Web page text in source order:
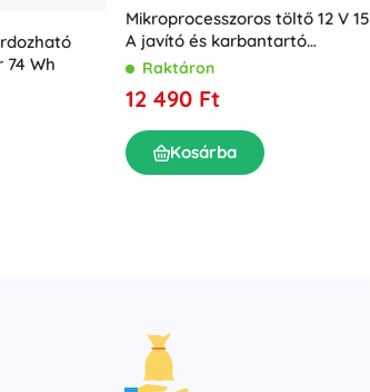
Wh
Mikroprocesszoros töltő 12 V 15
A javító és karbantartó
funkcióval, LCD, AGM, GEL és
LiFePO4 akkumulátorokhoz
Raktáron
12 490 Ft
Kosárba